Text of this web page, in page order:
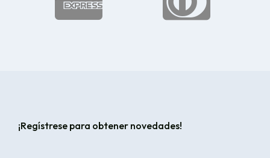
¡Regístrese para obtener novedades!